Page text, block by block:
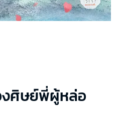
ศิษย์พี่ผู้หล่อ